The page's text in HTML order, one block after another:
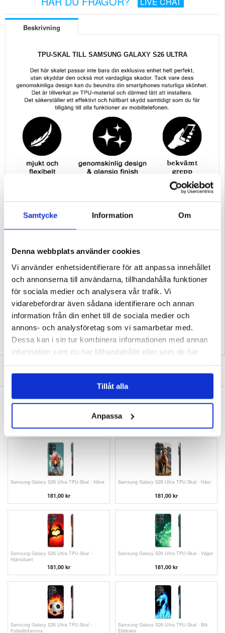
Samtycke Information Om
Denna webbplats använder cookies
Vi använder enhetsidentifierare för att anpassa innehållet
och annonserna till användarna, tillhandahålla funktioner
för sociala medier och analysera vår trafik. Vi
vidarebefordrar även sådana identifierare och annan
information från din enhet till de sociala medier och
annons- och analysföretag som vi samarbetar med.
Dessa kan i sin tur kombinera informationen med annan
information som du har tillhandahållit eller som de har
Tillåt alla
Anpassa
Beskrivning
TPU-SKAL TILL SAMSUNG GALAXY S26 ULTRA
PASSAR TILL: SAMSUNG GALAXY S26 ULTRA
Relaterade kategorier:Mobiltillbehör,Färdigdesignade Skal och Fodral,Designa
ANDRA KUNDER HAR OCKSÅ KÖPT
Samsung Galaxy S26 Ultra TPU-Skal - Höna
181,00 kr
Samsung Galaxy S26 Ultra TPU-Skal - Häst
181,00 kr
Samsung Galaxy S26 Ultra TPU-Skal -
Hjärtsiluett
181,00 kr
Samsung Galaxy S26 Ultra TPU-Skal - Vågor
181,00 kr
Samsung Galaxy S26 Ultra TPU-Skal -
Fotbollsflamma
Samsung Galaxy S26 Ultra TPU-Skal - Blå
Elddrake